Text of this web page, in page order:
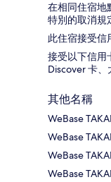
在相同住宿地
特別的取消規
此住宿接受信
接受以下信用
Discover 卡
其他名稱
WeBase
WeBase
WeBase
WeBase